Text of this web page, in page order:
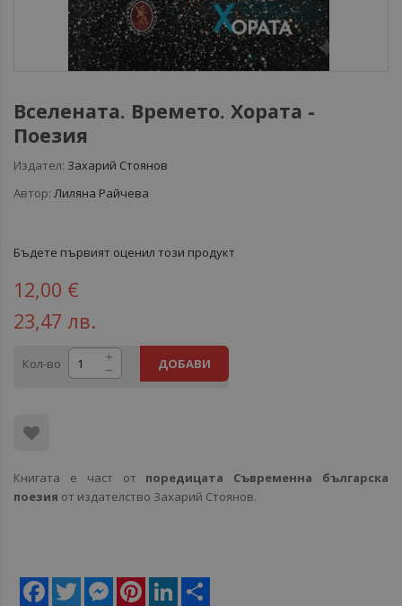
Вселената. Времето. Хората -
Поезия
Издател: Захарий Стоянов
Автор: Лиляна Райчева
Бъдете първият оценил този продукт
12,00 €
23,47 лв.
Кол-во ДОБАВИ
Книгата е част от поредицата Съвременна българска
поезия от издателство Захарий Стоянов.
Facebook
Twitter MessengerPinterestLinkedIn